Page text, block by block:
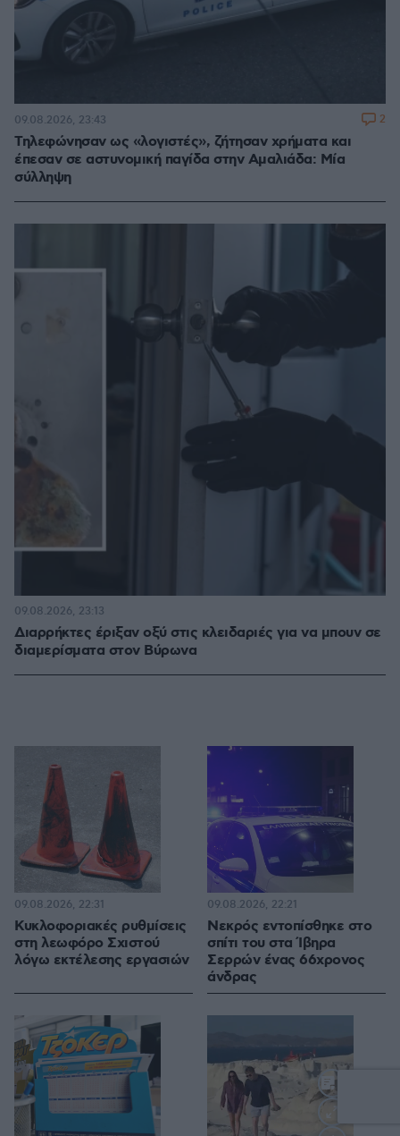
Τηλεφώνησαν ως «λογιστές», ζήτησαν χρήματα και
έπεσαν σε αστυνομική παγίδα στην Αμαλιάδα: Μία
σύλληψη
09.08.2026, 23:43 2
Διαρρήκτες έριξαν οξύ στις κλειδαριές για να μπουν σε
διαμερίσματα στον Βύρωνα
09.08.2026, 23:13
Κυκλοφοριακές ρυθμίσεις
στη λεωφόρο Σχιστού
λόγω εκτέλεσης εργασιών
09.08.2026, 22:31
Νεκρός εντοπίσθηκε στο
σπίτι του στα Ίβηρα
Σερρών ένας 66χρονος
άνδρας
09.08.2026, 22:21